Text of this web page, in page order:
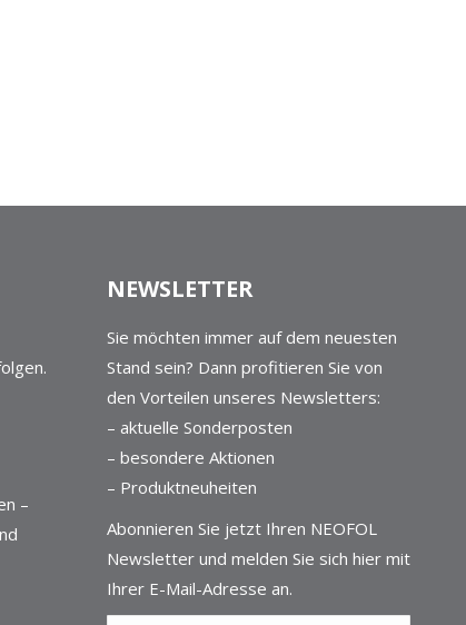
–
NEWSLETTER
Sie möchten immer auf dem neuesten
Stand sein? Dann profitieren Sie von
den Vorteilen unseres Newsletters:
– aktuelle Sonderposten
– besondere Aktionen
– Produktneuheiten
Abonnieren Sie jetzt Ihren NEOFOL
Newsletter und melden Sie sich hier mit
Ihrer E-Mail-Adresse an.